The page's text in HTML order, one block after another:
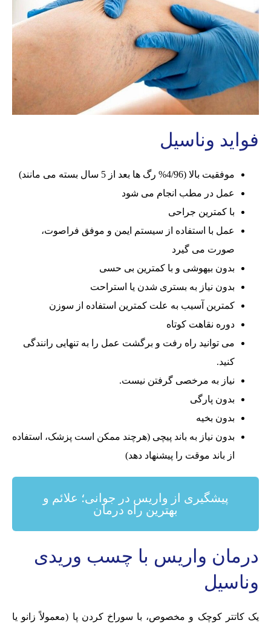
فواید وناسیل
موفقیت بالا (4/96% رگ ها بعد از 5 سال بسته می مانند)
عمل در مطب انجام می شود
با کمترین جراحی
عمل با استفاده از سیستم ایمن و موفق فراصوت،
صورت می گیرد
بدون بیهوشی و با کمترین بی حسی
بدون نیاز به بستری شدن یا استراحت
کمترین آسیب به علت کمترین استفاده از سوزن
دوره نقاهت کوتاه
می توانید راه رفت و برگشت عمل را به تنهایی رانندگی
کنید.
نیاز به مرخصی گرفتن نیست.
بدون پارگی
بدون بخیه
بدون نیاز به باند پیچی (هرچند ممکن است پزشک، استفاده
از باند موقت را پیشنهاد دهد)
پیشگیری از واریس در جوانی؛ علائم و
بهترین راه درمان
درمان واریس با چسب وریدی
وناسیل
یک کاتتر کوچک و مخصوص، با سوراخ کردن پا (معمولاً زانو یا